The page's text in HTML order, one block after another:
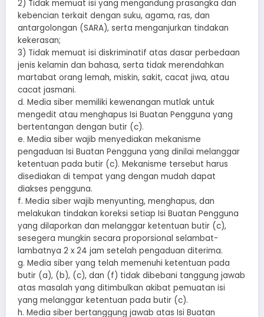
2) Tidak memuat isi yang mengandung prasangka dan
kebencian terkait dengan suku, agama, ras, dan
antargolongan (SARA), serta menganjurkan tindakan
kekerasan;
3) Tidak memuat isi diskriminatif atas dasar perbedaan
jenis kelamin dan bahasa, serta tidak merendahkan
martabat orang lemah, miskin, sakit, cacat jiwa, atau
cacat jasmani.
d. Media siber memiliki kewenangan mutlak untuk
mengedit atau menghapus Isi Buatan Pengguna yang
bertentangan dengan butir (c).
e. Media siber wajib menyediakan mekanisme
pengaduan Isi Buatan Pengguna yang dinilai melanggar
ketentuan pada butir (c). Mekanisme tersebut harus
disediakan di tempat yang dengan mudah dapat
diakses pengguna.
f. Media siber wajib menyunting, menghapus, dan
melakukan tindakan koreksi setiap Isi Buatan Pengguna
yang dilaporkan dan melanggar ketentuan butir (c),
sesegera mungkin secara proporsional selambat-
lambatnya 2 x 24 jam setelah pengaduan diterima.
g. Media siber yang telah memenuhi ketentuan pada
butir (a), (b), (c), dan (f) tidak dibebani tanggung jawab
atas masalah yang ditimbulkan akibat pemuatan isi
yang melanggar ketentuan pada butir (c).
h. Media siber bertanggung jawab atas Isi Buatan